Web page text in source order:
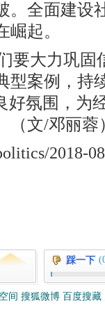
。全面建设
起。
要大力巩固
型案例，持
好氛围，为
（文/邓丽蓉
2018-
踩一下
间 搜狐微博 百度搜藏